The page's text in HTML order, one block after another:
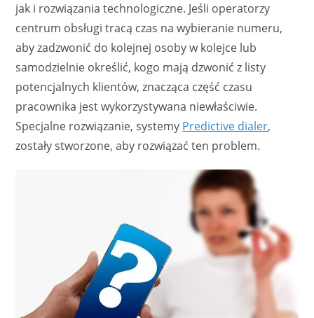
jak i rozwiązania technologiczne. Jeśli operatorzy
centrum obsługi tracą czas na wybieranie numeru,
aby zadzwonić do kolejnej osoby w kolejce lub
samodzielnie określić, kogo mają dzwonić z listy
potencjalnych klientów, znacząca część czasu
pracownika jest wykorzystywana niewłaściwie.
Specjalne rozwiązanie, systemy Predictive dialer,
zostały stworzone, aby rozwiązać ten problem.